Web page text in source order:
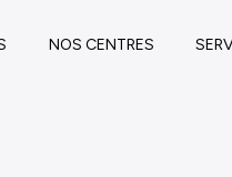
NOS CENTRES
FONTVIEILLE
PODCAST